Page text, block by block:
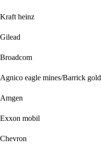
Kraft heinz
Gilead
Broadcom
Agnico eagle mines/Barrick gold
Amgen
Exxon mobil
Chevron